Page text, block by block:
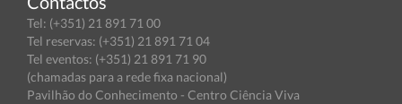
Tel: (+351) 21 891 71 00
Tel reservas: (+351) 21 891 71 04
Tel eventos: (+351) 21 891 71 90
(chamadas para a rede fixa nacional)
Pavilhão do Conhecimento - Centro Ciência Viva